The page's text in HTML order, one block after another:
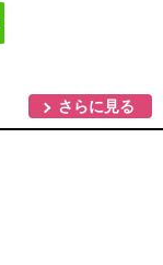
さらに見る